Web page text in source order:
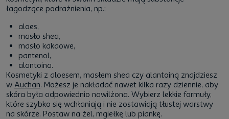
łagodzące podrażnienia, np.:
aloes,
masło shea,
masło kakaowe,
pantenol,
alantoina.
Kosmetyki z aloesem, masłem shea czy alantoiną znajdziesz
w Auchan. Możesz je nakładać nawet kilka razy dziennie, aby
skóra była odpowiednio nawilżona. Wybierz lekkie formuły,
które szybko się wchłaniają i nie zostawiają tłustej warstwy
na skórze. Postaw na żel, mgiełkę lub piankę.